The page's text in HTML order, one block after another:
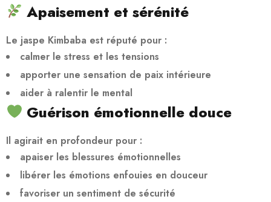
Apaisement et sérénité
Le jaspe Kimbaba est réputé pour :
calmer le stress et les tensions
apporter une sensation de paix intérieure
aider à ralentir le mental
Guérison émotionnelle douce
Il agirait en profondeur pour :
apaiser les blessures émotionnelles
libérer les émotions enfouies en douceur
favoriser un sentiment de sécurité